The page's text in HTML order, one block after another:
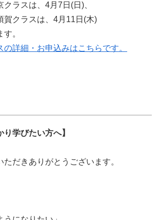
クラスは、4月7日(日)、
賀クラスは、4月11日(木)
。
詳細・お申込みはこちらです。
り学びたい方へ】
ただきありがとうございます。